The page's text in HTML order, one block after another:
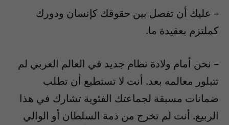
– عليك أن تفصل بين حقوقك كإنسان ودورك
كملتزم بعقيدة ما.
– نحن أمام ولادة نظام جديد في العالم العربي لم
تتبلور معالمه بعد. أنت لا تستطيع أن تطلب
ضمانات مسبقة لجماعتك الفئوية تشارك في هذا
الربيع. أنت لم تخرج من ذمة السلطان أو الوالي